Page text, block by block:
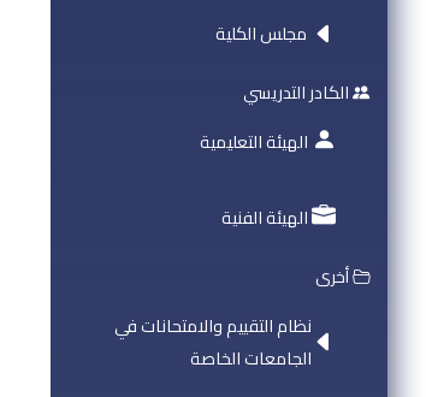
مجلس الكلية
الكادر التدريسي
الهيئة التعليمية
الهيئة الفنية
أخرى
نظام التقييم والامتحانات في
الجامعات الخاصة